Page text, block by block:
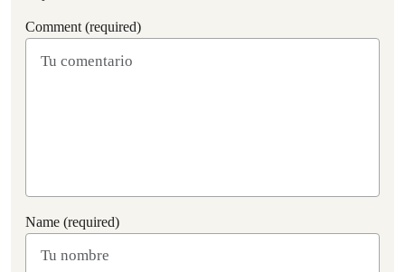
Comment (required)
Name (required)